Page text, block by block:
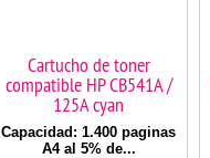
Cartucho de toner
compatible HP CB541A /
125A cyan
Capacidad: 1.400 paginas
A4 al 5% de...